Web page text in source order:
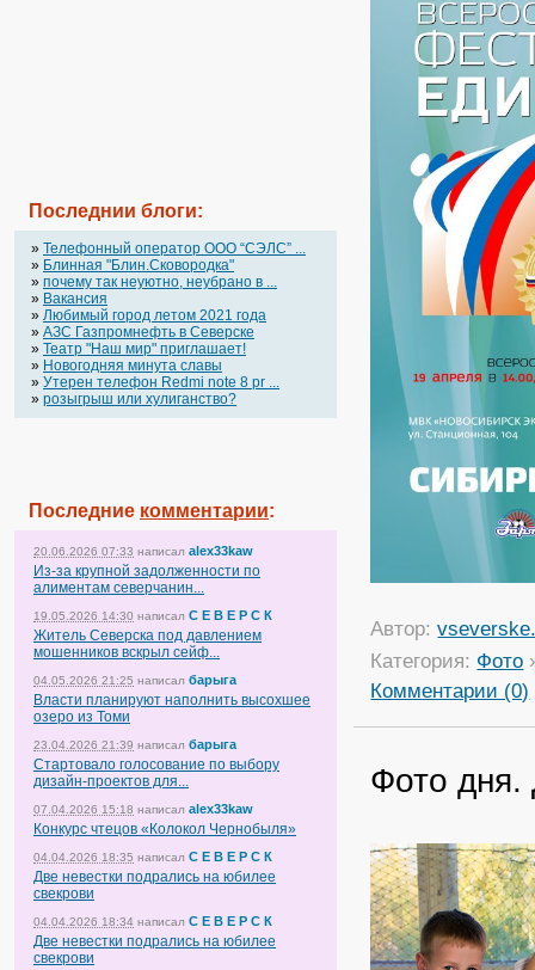
Последнии блоги:
» Телефонный оператор OOO “СЭЛС” ...
» Блинная "Блин.Сковородка"
» почему так неуютно, неубрано в ...
» Вакансия
» Любимый город летом 2021 года
» АЗС Газпромнефть в Северске
» Театр "Наш мир" приглашает!
» Новогодняя минута славы
» Утерен телефон Redmi note 8 pr ...
» розыгрыш или хулиганство?
Последние комментарии:
20.06.2026 07:33 написал alex33kaw
Из-за крупной задолженности по
алиментам северчанин...
19.05.2026 14:30 написал С Е В Е Р С К
Житель Северска под давлением
мошенников вскрыл сейф...
04.05.2026 21:25 написал барыга
Власти планируют наполнить высохшее
озеро из Томи
23.04.2026 21:39 написал барыга
Стартовало голосование по выбору
дизайн-проектов для...
07.04.2026 15:18 написал alex33kaw
Конкурс чтецов «Колокол Чернобыля»
04.04.2026 18:35 написал С Е В Е Р С К
Две невестки подрались на юбилее
свекрови
04.04.2026 18:34 написал С Е В Е Р С К
Две невестки подрались на юбилее
свекрови
Автор:
Категория: Фото
Комментарии (0)
Фото дня.